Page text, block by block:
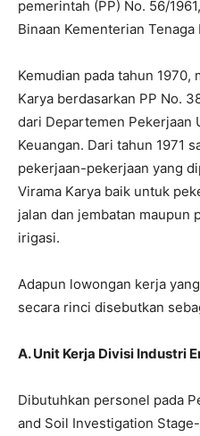
pemerintah (PP) No. 56/
Binaan Kementerian
Kemudian pada tahun
Karya berdasarkan PP No.
dari Departemen Pekerjaan
Keuangan. Dari tahun 1971
pekerjaan-pekerjaan yang
Virama Karya baik untuk
jalan dan jembatan maupun
irigasi.
Adapun lowongan kerja
secara rinci disebutkan
A. Unit Kerja Divisi Industri
Dibutuhkan personel pada
and Soil Investigation